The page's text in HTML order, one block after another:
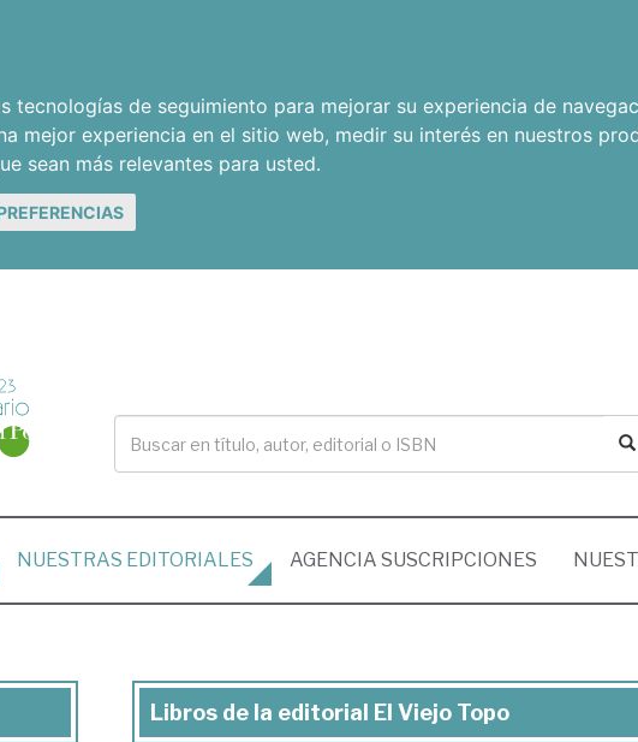
tecnologías de seguimiento para mejorar su experiencia de
mejor experiencia en el sitio web, medir su interés en nuestros
sean más relevantes para usted.
NUESTRAS EDITORIALES AGENCIA SUSCRIPCIONES
Libros
Libros de la editorial El Viejo Topo